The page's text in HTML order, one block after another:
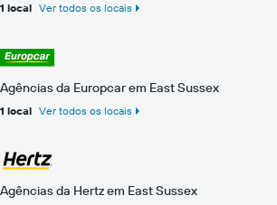
1 local Ver todos os locais
Agências da Europcar em East Sussex
1 local Ver todos os locais
Agências da Hertz em East Sussex